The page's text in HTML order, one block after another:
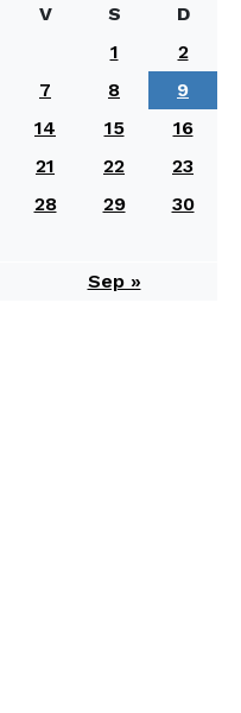
V S
D
1
2
7 8
9
14 15
16
21 22
23
28 29
30
Sep »